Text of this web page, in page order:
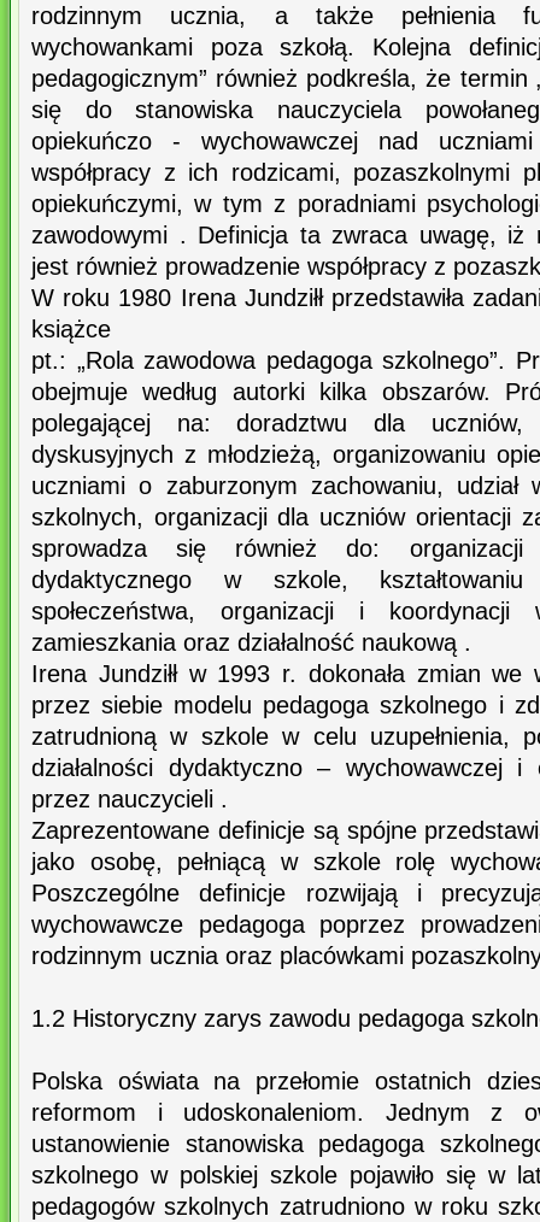
rodzinnym ucznia, a także pełnienia
wychowankami poza szkołą. Kolejna
pedagogicznym” również podkreśla, że termin
się do stanowiska nauczyciela
opiekuńczo - wychowawczej nad
współpracy z ich rodzicami, pozaszkolnymi
opiekuńczymi, w tym z poradniami
zawodowymi . Definicja ta zwraca uwagę, iż
jest również prowadzenie współpracy z
W roku 1980 Irena Jundziłł przedstawiła
książce
pt.: „Rola zawodowa pedagoga szkolnego”.
obejmuje według autorki kilka obszarów.
polegającej na: doradztwu dla uczniów,
dyskusyjnych z młodzieżą, organizowaniu
uczniami o zaburzonym zachowaniu,
szkolnych, organizacji dla uczniów orientacji
sprowadza się również do:
dydaktycznego w szkole,
społeczeństwa, organizacji i koordynacji
zamieszkania oraz działalność naukową .
Irena Jundziłł w 1993 r. dokonała zmian we
przez siebie modelu pedagoga szkolnego i
zatrudnioną w szkole w celu uzupełnienia,
działalności dydaktyczno – wychowawczej i
przez nauczycieli .
Zaprezentowane definicje są spójne
jako osobę, pełniącą w szkole rolę
Poszczególne definicje rozwijają i
wychowawcze pedagoga poprzez
rodzinnym ucznia oraz placówkami
1.2 Historyczny zarys zawodu pedagoga
Polska oświata na przełomie ostatnich
reformom i udoskonaleniom. Jednym z
ustanowienie stanowiska pedagoga
szkolnego w polskiej szkole pojawiło się w
pedagogów szkolnych zatrudniono w roku